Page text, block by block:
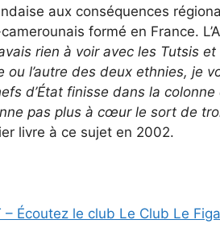
aux conséquences
formé en France.
rien à voir avec les Tutsis
ou l’autre des deux ethnies, je
d’État finisse dans la
pas plus à cœur le sort de
livre à ce sujet en 2002.
– Écoutez le club Le Club Le